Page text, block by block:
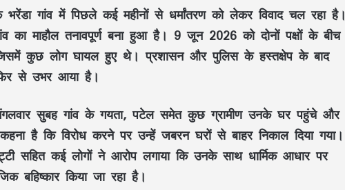
गांव में पिछले कई महीनों से धर्मांतरण को लेकर विवाद चल रहा है।
का माहौल तनावपूर्ण बना हुआ है। 9 जून 2026 को दोनों पक्षों के बीच
कुछ लोग घायल हुए थे। प्रशासन और पुलिस के हस्तक्षेप के बाद
से उभर आया है।
सुबह गांव केगयता, पटेल समेत कुछ ग्रामीणउनके घर पहुंचे और
है कि विरोध करने पर उन्हेंजबरन घरों से बाहर निकाल दिया गया।
सहित कई लोगों ने आरोप लगाया कि उनके साथ धार्मिक आधार पर
बहिष्कारकिया जा रहा है।